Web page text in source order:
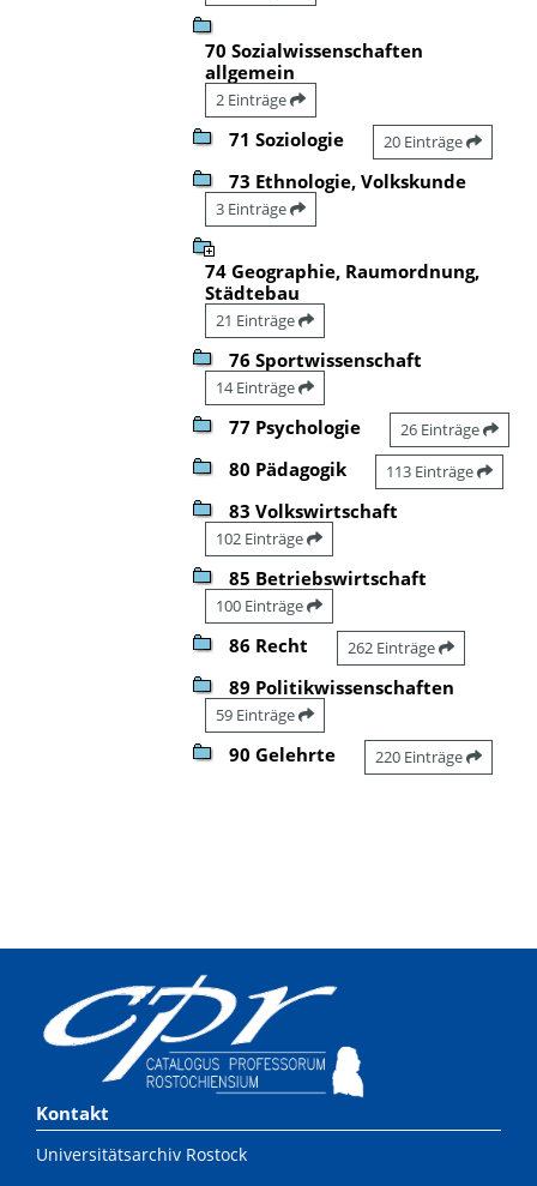
70 Sozialwissenschaften
allgemein
2 Einträge
71 Soziologie 20 Einträge
73 Ethnologie, Volkskunde
3 Einträge
74 Geographie, Raumordnung,
Städtebau
21 Einträge
76 Sportwissenschaft
14 Einträge
77 Psychologie 26 Einträge
80 Pädagogik 113 Einträge
83 Volkswirtschaft
102 Einträge
85 Betriebswirtschaft
100 Einträge
86 Recht 262 Einträge
89 Politikwissenschaften
59 Einträge
90 Gelehrte 220 Einträge
Kontakt
Universitätsarchiv Rostock